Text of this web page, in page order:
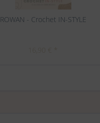
ROWAN - Crochet IN-STYLE